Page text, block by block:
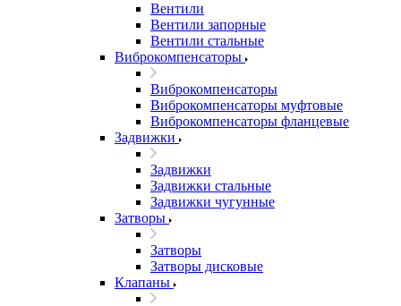
Вентили
Вентили запорные
Вентили стальные
Виброкомпенсаторы
Виброкомпенсаторы
Виброкомпенсаторы муфтовые
Виброкомпенсаторы фланцевые
Задвижки
Задвижки
Задвижки стальные
Задвижки чугунные
Затворы
Затворы
Затворы дисковые
Клапаны